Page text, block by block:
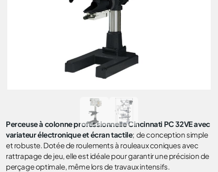
Perceuse à colonne professionnelle Cincinnati PC 32VE avec
variateur électronique et écran tactile; de conception simple
et robuste. Dotée de roulements à rouleaux coniques avec
rattrapage de jeu, elle est idéale pour garantir une précision de
perçage optimale, même lors de travaux intensifs.